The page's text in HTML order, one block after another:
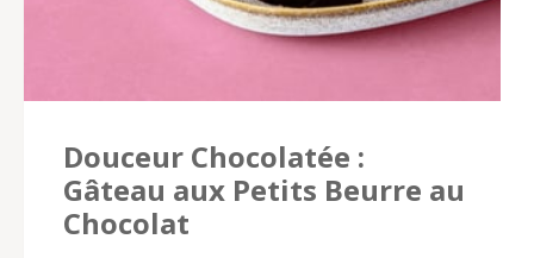
Douceur Chocolatée :
Gâteau aux Petits Beurre au
Chocolat